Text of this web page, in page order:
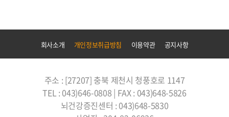
회사소개 개인정보취급방침 이용약관 공지사항
주소 : [27207] 충북 제천시 청풍호로 1147
TEL : 043)646-0808 | FAX : 043)648-5826
뇌건강증진센터 : 043)648-5830